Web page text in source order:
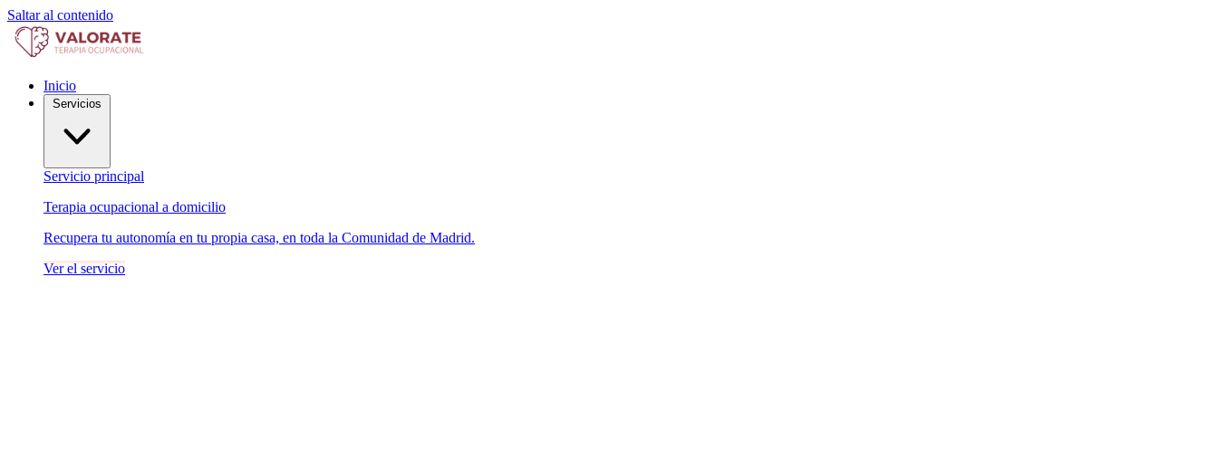
Saltar al contenido
Inicio
Servicio principal
Terapia ocupacional a domicilio
Recupera tu autonomía en tu propia casa, en toda la Comunidad de Madrid.
Ver el servicio